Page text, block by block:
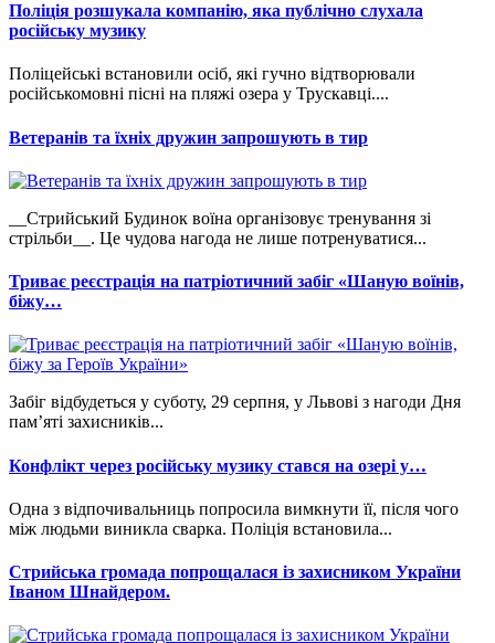
Поліція розшукала компанію, яка публічно слухала
російську музику
Поліцейські встановили осіб, які гучно відтворювали
російськомовні пісні на пляжі озера у Трускавці....
Ветеранів та їхніх дружин запрошують в тир
__Стрийський Будинок воїна організовує тренування зі
стрільби__. Це чудова нагода не лише потренуватися...
Триває реєстрація на патріотичний забіг «Шаную воїнів,
біжу…
Забіг відбудеться у суботу, 29 серпня, у Львові з нагоди Дня
пам’яті захисників...
Конфлікт через російську музику стався на озері у…
Одна з відпочивальниць попросила вимкнути її, після чого
між людьми виникла сварка. Поліція встановила...
Стрийська громада попрощалася із захисником України
Іваном Шнайдером.